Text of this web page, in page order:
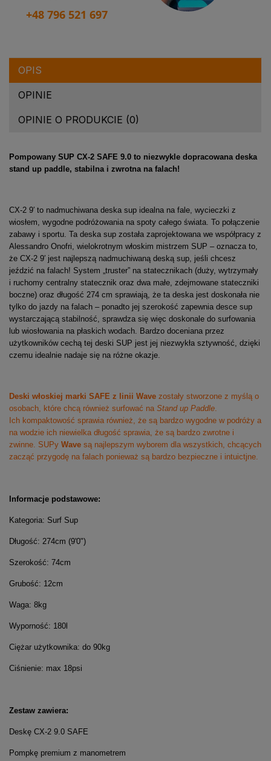
+48 796 521 697
OPIS
OPINIE
OPINIE O PRODUKCIE (0)
Pompowany SUP CX-2 SAFE 9.0 to niezwykle dopracowana deska
stand up paddle, stabilna i zwrotna na falach!
CX-2 9′ to nadmuchiwana deska sup idealna na fale, wycieczki z
wiosłem, wygodne podróżowania na spoty całego świata. To połączenie
zabawy i sportu. Ta deska sup została zaprojektowana we współpracy z
Alessandro Onofri, wielokrotnym włoskim mistrzem SUP – oznacza to,
że CX-2 9′ jest najlepszą nadmuchiwaną deską sup, jeśli chcesz
jeździć na falach! System „truster” na statecznikach (duży, wytrzymały
i ruchomy centralny statecznik oraz dwa małe, zdejmowane stateczniki
boczne) oraz długość 274 cm sprawiają, że ta deska jest doskonała nie
tylko do jazdy na falach – ponadto jej szerokość zapewnia desce sup
wystarczającą stabilność, sprawdza się więc doskonale do surfowania
lub wiosłowania na płaskich wodach. Bardzo doceniana przez
użytkowników cechą tej deski SUP jest jej niezwykła sztywność, dzięki
czemu idealnie nadaje się na różne okazje.
Deski włoskiej marki SAFE z linii Wave zostały stworzone z myślą o
osobach, które chcą również surfować na Stand up Paddle.
Ich kompaktowość sprawia również, że są bardzo wygodne w podróży a
na wodzie ich niewielka długość sprawia, że są bardzo zwrotne i
zwinne. SUPy Wave są najlepszym wyborem dla wszystkich, chcących
zacząć przygodę na falach ponieważ są bardzo bezpieczne i intuictjne.
Informacje podstawowe:
Kategoria: Surf Sup
Długość: 274cm (9'0")
Szerokość: 74cm
Grubość: 12cm
Waga: 8kg
Wyporność: 180l
Ciężar użytkownika: do 90kg
Ciśnienie: max 18psi
Zestaw zawiera:
Deskę CX-2 9.0 SAFE
Pompkę premium z manometrem